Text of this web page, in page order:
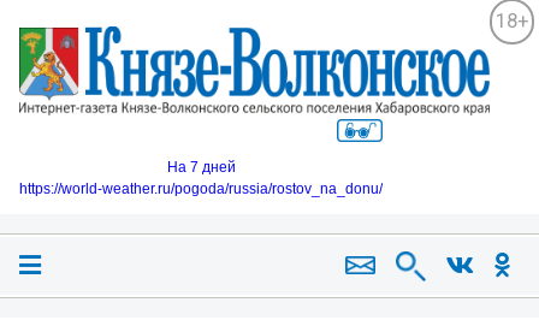
18+
На 7 дней
https://world-weather.ru/pogoda/russia/rostov_na_donu/